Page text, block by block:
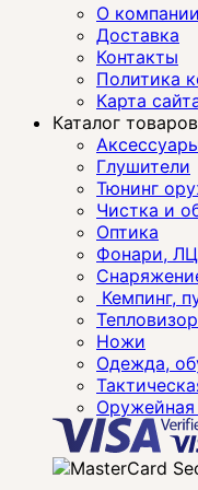
О компании
Доставка
Контакты
Политика
Карта
Каталог товаров
Глушители
Тюнинг
Чистка и
Оптика
Фонари,
Кемпинг,
Ножи
Одежда,
Оружейная